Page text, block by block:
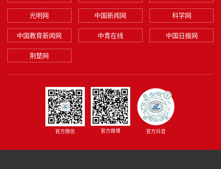
光明网 中国新闻网 科学网
中国教育新闻网 中青在线 中国日报网
荆楚网
官方微信 官方微博 官方抖音